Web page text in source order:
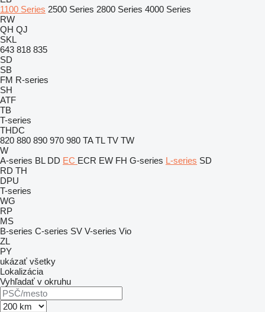
1100 Series 2500 Series 2800 Series 4000 Series
RW
QH QJ
SKL
643 818 835
SD
SB
FM R-series
SH
ATF
TB
T-series
THDC
820 880 890 970 980 TA TL TV TW
W
A-series BL DD EC ECR EW FH G-series L-series SD
RD TH
DPU
T-series
WG
RP
MS
B-series C-series SV V-series Vio
ZL
PY
ukázať všetky
Lokalizácia
Vyhľadať v okruhu